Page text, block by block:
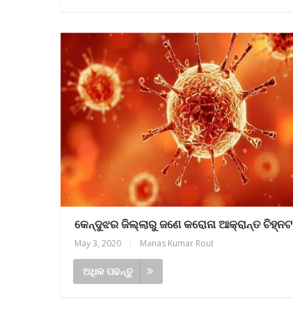
କେନ୍ଦୁଝର ଜିଲ୍ଲାରୁ ଜଣେ କରୋନା ଆକ୍ରାନ୍ତ ଚିହ୍ନଟ
May 3, 2020 Manas Kumar Rout
ଅଧିକ ପଢନ୍ତୁ